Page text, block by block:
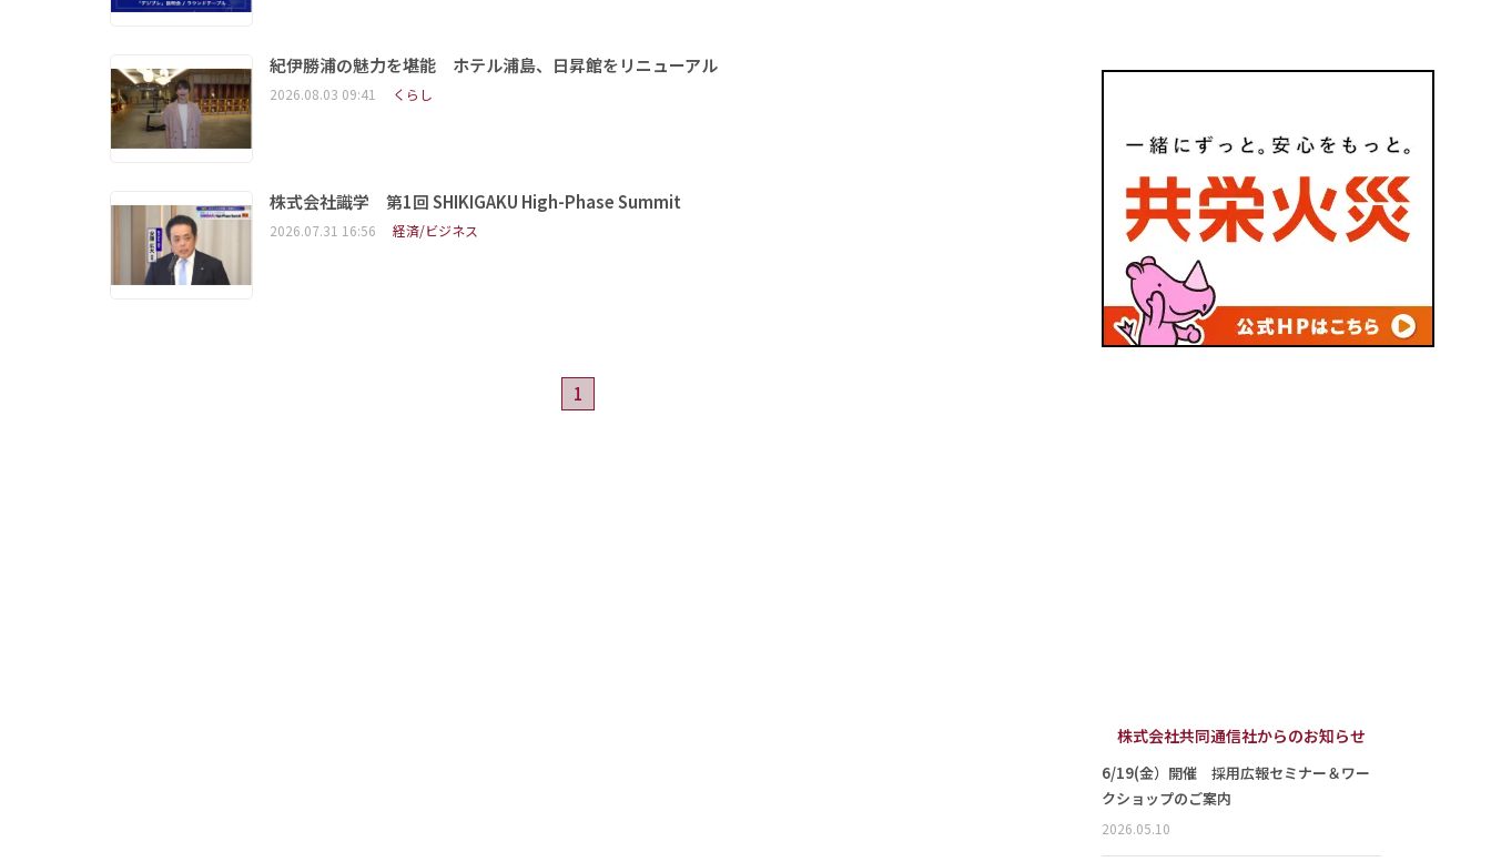
紀伊勝浦の魅力を堪能 ホテル浦島、日昇館をリニューアル
2026.08.03 09:41 くらし
株式会社識学 第1回 SHIKIGAKU High-Phase Summit
2026.07.31 16:56 経済/ビジネス
1
株式会社共同通信社からのお知らせ
6/19(金）開催 採用広報セミナー＆ワー
クショップのご案内
2026.05.10